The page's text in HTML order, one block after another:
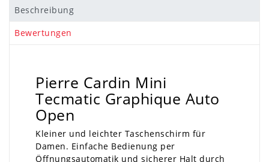
Beschreibung
Bewertungen
Pierre Cardin Mini
Tecmatic Graphique Auto
Open
Kleiner und leichter Taschenschirm für
Damen. Einfache Bedienung per
Öffnungsautomatik und sicherer Halt durch